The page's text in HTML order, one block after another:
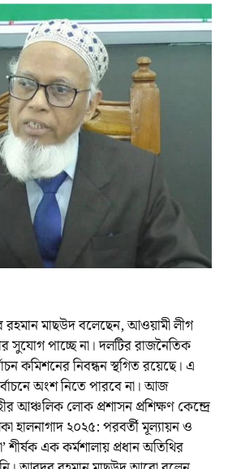
রহমান মাছউদ বলেছেন, আওয়ামী লীগ
সুযোগ পাচ্ছে না। দলটির রাজনৈতিক
কমিশনের নিবন্ধন স্থগিত রয়েছে। এ
অংশ নিতে পারবে না। আজ
আঞ্চলিক লোক প্রশাসন প্রশিক্ষণ কেন্দ্রে
হালনাগাদ ২০২৫: পরবর্তী মূল্যায়ন ও
শীর্ষক এক কর্মশালায় প্রধান অতিথির